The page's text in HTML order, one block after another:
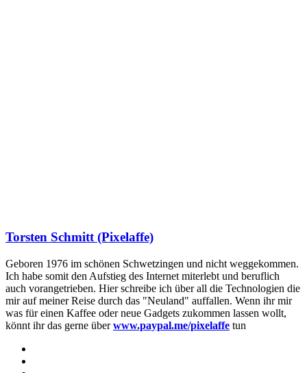
Torsten Schmitt (Pixelaffe)
Geboren 1976 im schönen Schwetzingen und nicht weggekommen.
Ich habe somit den Aufstieg des Internet miterlebt und beruflich
auch vorangetrieben. Hier schreibe ich über all die Technologien die
mir auf meiner Reise durch das "Neuland" auffallen. Wenn ihr mir
was für einen Kaffee oder neue Gadgets zukommen lassen wollt,
könnt ihr das gerne überwww.paypal.me/pixelaffe tun